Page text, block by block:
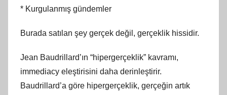
* Kurgulanmış gündemler
Burada satılan şey gerçek değil, gerçeklik hissidir.
Jean Baudrillard’ın “hipergerçeklik” kavramı,
immediacy eleştirisini daha derinleştirir.
Baudrillard’a göre hipergerçeklik, gerçeğin artık